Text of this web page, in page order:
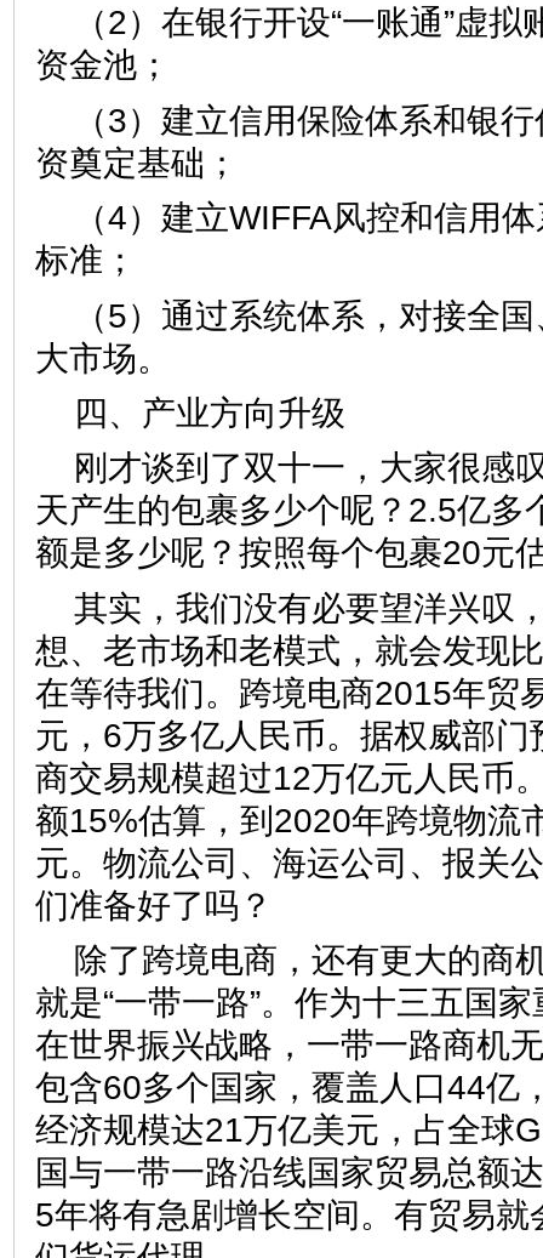
（2）在银行开设“一账通”虚
资金池；
（3）建立信用保险体系和银
资奠定基础；
（4）建立WIFFA风控和信用
标准；
（5）通过系统体系，对接全
大市场。
四、产业方向升级
刚才谈到了双十一，大家很感
天产生的包裹多少个呢？2.5亿多
额是多少呢？按照每个包裹20元
其实，我们没有必要望洋兴叹
想、老市场和老模式，就会发现
在等待我们。跨境电商2015年贸
元，6万多亿人民币。据权威部
商交易规模超过12万亿元人民币
额15%估算，到2020年跨境物流
元。物流公司、海运公司、报关
们准备好了吗？
除了跨境电商，还有更大的商
就是“一带一路”。作为十三五国
在世界振兴战略，一带一路商机
包含60多个国家，覆盖人口44亿
经济规模达21万亿美元，占全球
国与一带一路沿线国家贸易总额
5年将有急剧增长空间。有贸易